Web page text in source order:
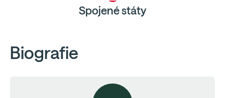
Spojené státy
Biografie